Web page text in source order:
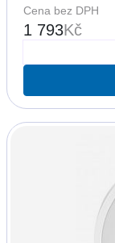
Cena bez DPH
1 793Kč